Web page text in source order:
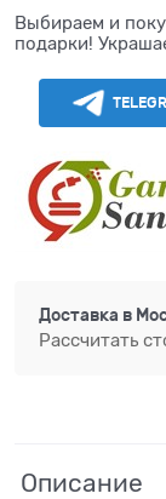
Выбираем и
подарки!
Доставка в
Рассчитать
Описание